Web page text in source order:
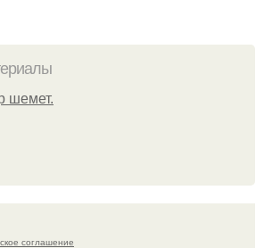
шемет.
соглашение